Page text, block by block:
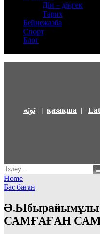
Дін – діңгек
Тарих
Бейнежазба
Спорт
Блог
توتە| қазақша |
Home
Бас баған
САМҒАҒАН